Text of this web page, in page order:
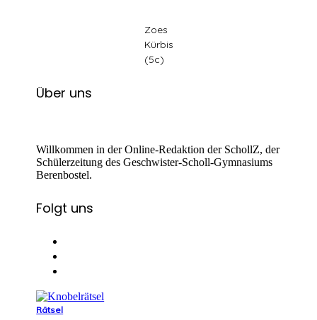
Zoes
Kürbis
(5c)
Über uns
Willkommen in der Online-Redaktion der SchollZ, der
Schülerzeitung des Geschwister-Scholl-Gymnasiums
Berenbostel.
Folgt uns
Rätsel